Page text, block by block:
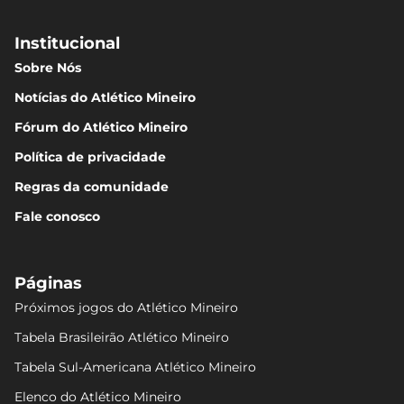
Institucional
Sobre Nós
Notícias do Atlético Mineiro
Fórum do Atlético Mineiro
Política de privacidade
Regras da comunidade
Fale conosco
Páginas
Próximos jogos do Atlético Mineiro
Tabela Brasileirão Atlético Mineiro
Tabela Sul-Americana Atlético Mineiro
Elenco do Atlético Mineiro